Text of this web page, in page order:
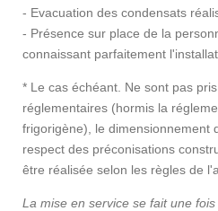
- Evacuation des condensats
- Présence sur place de la
connaissant parfaitement
* Le cas échéant. Ne sont pas
réglementaires (hormis la
frigorigène), le dimensionnement
respect des préconisations
être réalisée selon les règles de
La mise en service se fait une fois